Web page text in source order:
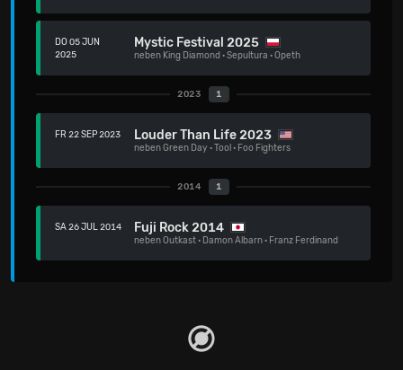
DO 05 JUN
2025
Mystic Festival 2025
neben King Diamond ·Sepultura ·Opeth
2023 1
FR 22 SEP 2023 Louder Than Life 2023
nebenGreen Day ·Tool · Foo Fighters
2014 1
SA 26 JUL 2014 Fuji Rock 2014
nebenOutkast· Damon Albarn· Franz Ferdinand